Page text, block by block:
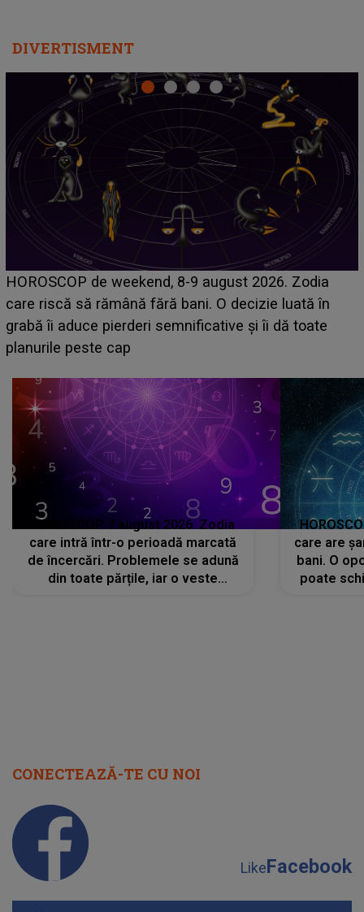
DIVERTISMENT
Emanuel a ținut ACEST DETALIU ASCUNS până
acum! În fața Alexandrei, concurentul din Casa Iubirii
face o MĂRTURISIRE NEAȘTEPTATĂ despre mama
sa: "I-am spus și ei în față, eu nu te iubesc pentru
HOROSCOP 7 august 2026. Zodia
care intră într-o perioadă marcată
de încercări. Problemele se adună
din toate părțile, iar o veste
care are
bani. O
poate
CONECTEAZĂ-TE CU NOI
LikeFacebook